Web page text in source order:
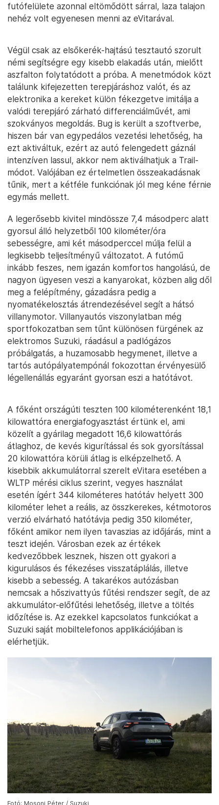
futófelülete azonnal eltömődött sárral, laza talajon
nehéz volt egyenesen menni az eVitarával.
Végül csak az elsőkerék-hajtású tesztautó szorult
némi segítségre egy kisebb elakadás után, mielőtt
aszfalton folytatódott a próba. A menetmódok közt
találunk kifejezetten terepjáráshoz valót, és az
elektronika a kereket külön fékezgetve imitálja a
valódi terepjáró zárható differenciálművét, ami
szokványos megoldás. Bug is került a szoftverbe,
hiszen bár van egypedálos vezetési lehetőség, ha
ezt aktiváltuk, ezért az autó felengedett gáznál
intenzíven lassul, akkor nem aktiválhatjuk a Trail-
módot. Valójában ez értelmetlen összeakadásnak
tűnik, mert a kétféle funkciónak jól meg kéne férnie
egymás mellett.
A legerősebb kivitel mindössze 7,4 másodperc alatt
gyorsul álló helyzetből 100 kilométer/óra
sebességre, ami két másodperccel múlja felül a
legkisebb teljesítményű változatot. A futómű
inkább feszes, nem igazán komfortos hangolású, de
nagyon ügyesen veszi a kanyarokat, közben alig dől
meg a felépítmény, gázadásra pedig a
nyomatékelosztás átrendezésével segít a hátsó
villanymotor. Villanyautós viszonylatban még
sportfokozatban sem tűnt különösen fürgének az
elektromos Suzuki, ráadásul a padlógázos
próbálgatás, a huzamosabb hegymenet, illetve a
tartós autópályatempónál fokozottan érvényesülő
légellenállás egyaránt gyorsan eszi a hatótávot.
A főként országúti teszten 100 kilométerenként 18,1
kilowattóra energiafogyasztást értünk el, ami
közelít a gyárilag megadott 16,6 kilowattórás
átlaghoz, de kevés kigurítással és sok gyorsítással
20 kilowattóra körüli átlag is elképzelhető. A
kisebbik akkumulátorral szerelt eVitara esetében a
WLTP mérési ciklus szerint, vegyes használat
esetén ígért 344 kilométeres hatótáv helyett 300
kilométer lehet a reális, az összkerekes, kétmotoros
verzió elvárható hatótávja pedig 350 kilométer,
főként amikor nem ilyen tavaszias az időjárás, mint a
teszt idején. Városban ezek az értékek
kedvezőbbek lesznek, hiszen ott gyakori a
kigurulásos és fékezéses visszatáplálás, illetve
kisebb a sebesség. A takarékos autózásban
nemcsak a hőszivattyús fűtési rendszer segít, de az
akkumulátor-előfűtési lehetőség, illetve a töltés
időzítése is. Az ezekkel kapcsolatos funkciókat a
Suzuki saját mobiltelefonos applikációjában is
elérhetjük.
Fotó: Mosoni Péter / Suzuki